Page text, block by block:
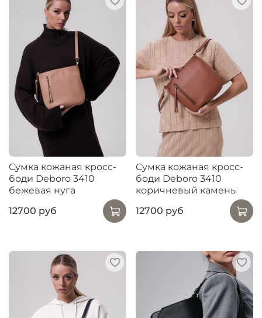
Сумка кожаная кросс-
боди Deboro 3410
бежевая нуга
12700 руб
Сумка кожаная кросс-
боди Deboro 3410
коричневый камень
12700 руб